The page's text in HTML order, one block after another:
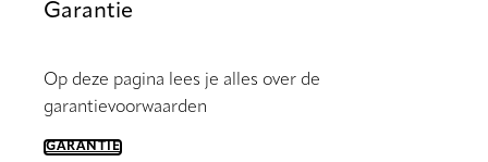
Garantie
Op deze pagina lees je alles over de
garantievoorwaarden
GARANTIE